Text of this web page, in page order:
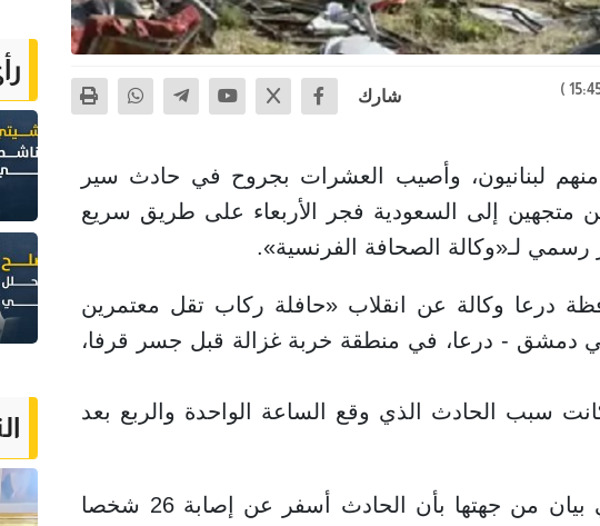
شارك
منهم لبنانيون، وأصيب العشرات بجروح في حادث سير
متجهين إلى السعودية فجر الأربعاء على طريق سريع
لـ«وكالة الصحافة الفرنسية».
درعا وكالة عن انقلاب «حافلة ركاب تقل معتمرين
دمشق - درعا، في منطقة خربة غزالة قبل جسر قرفا،
سبب الحادث الذي وقع الساعة الواحدة والربع بعد
وأفادت مديرية الصحة في درعا في بيان من جهتها بأن الحادث أسفر عن إصابة 26 شخصا